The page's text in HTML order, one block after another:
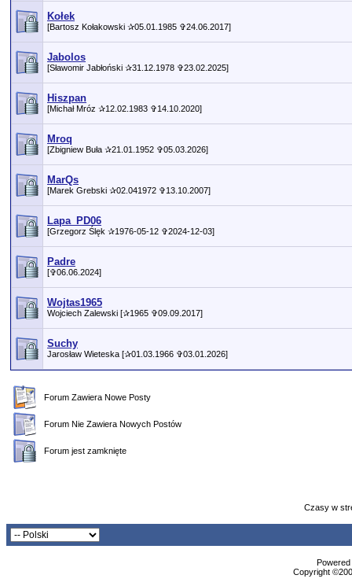
Kołek
[Bartosz Kołakowski ✰05.01.1985 ✞24.06.2017]
Jabolos
[Sławomir Jabłoński ✰31.12.1978 ✞23.02.2025]
Hiszpan
[Michał Mróz ✰12.02.1983 ✞14.10.2020]
Mroq
[Zbigniew Buła ✰21.01.1952 ✞05.03.2026]
MarQs
[Marek Grebski ✰02.041972 ✞13.10.2007]
Lapa_PD06
[Grzegorz Ślęk ✰1976-05-12 ✞2024-12-03]
Padre
[✞06.06.2024]
Wojtas1965
Wojciech Zalewski [✰1965 ✞09.09.2017]
Suchy
Jarosław Wieteska [✰01.03.1966 ✞03.01.2026]
Forum Zawiera Nowe Posty
Forum Nie Zawiera Nowych Postów
Forum jest zamknięte
Czasy w
Copyright